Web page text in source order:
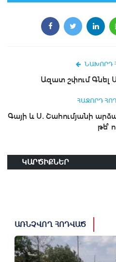
ՆԱԽՈՐԴ
Ազատ շփում Գնել
ՀԱՋՈՐԴ
Գայի և Ս. Շահումյանի
թե՞
ԿԱՐԾԻՔՆԵՐ
ԱՌՆՉՎՈՂ ՀՈԴՎԱԾ